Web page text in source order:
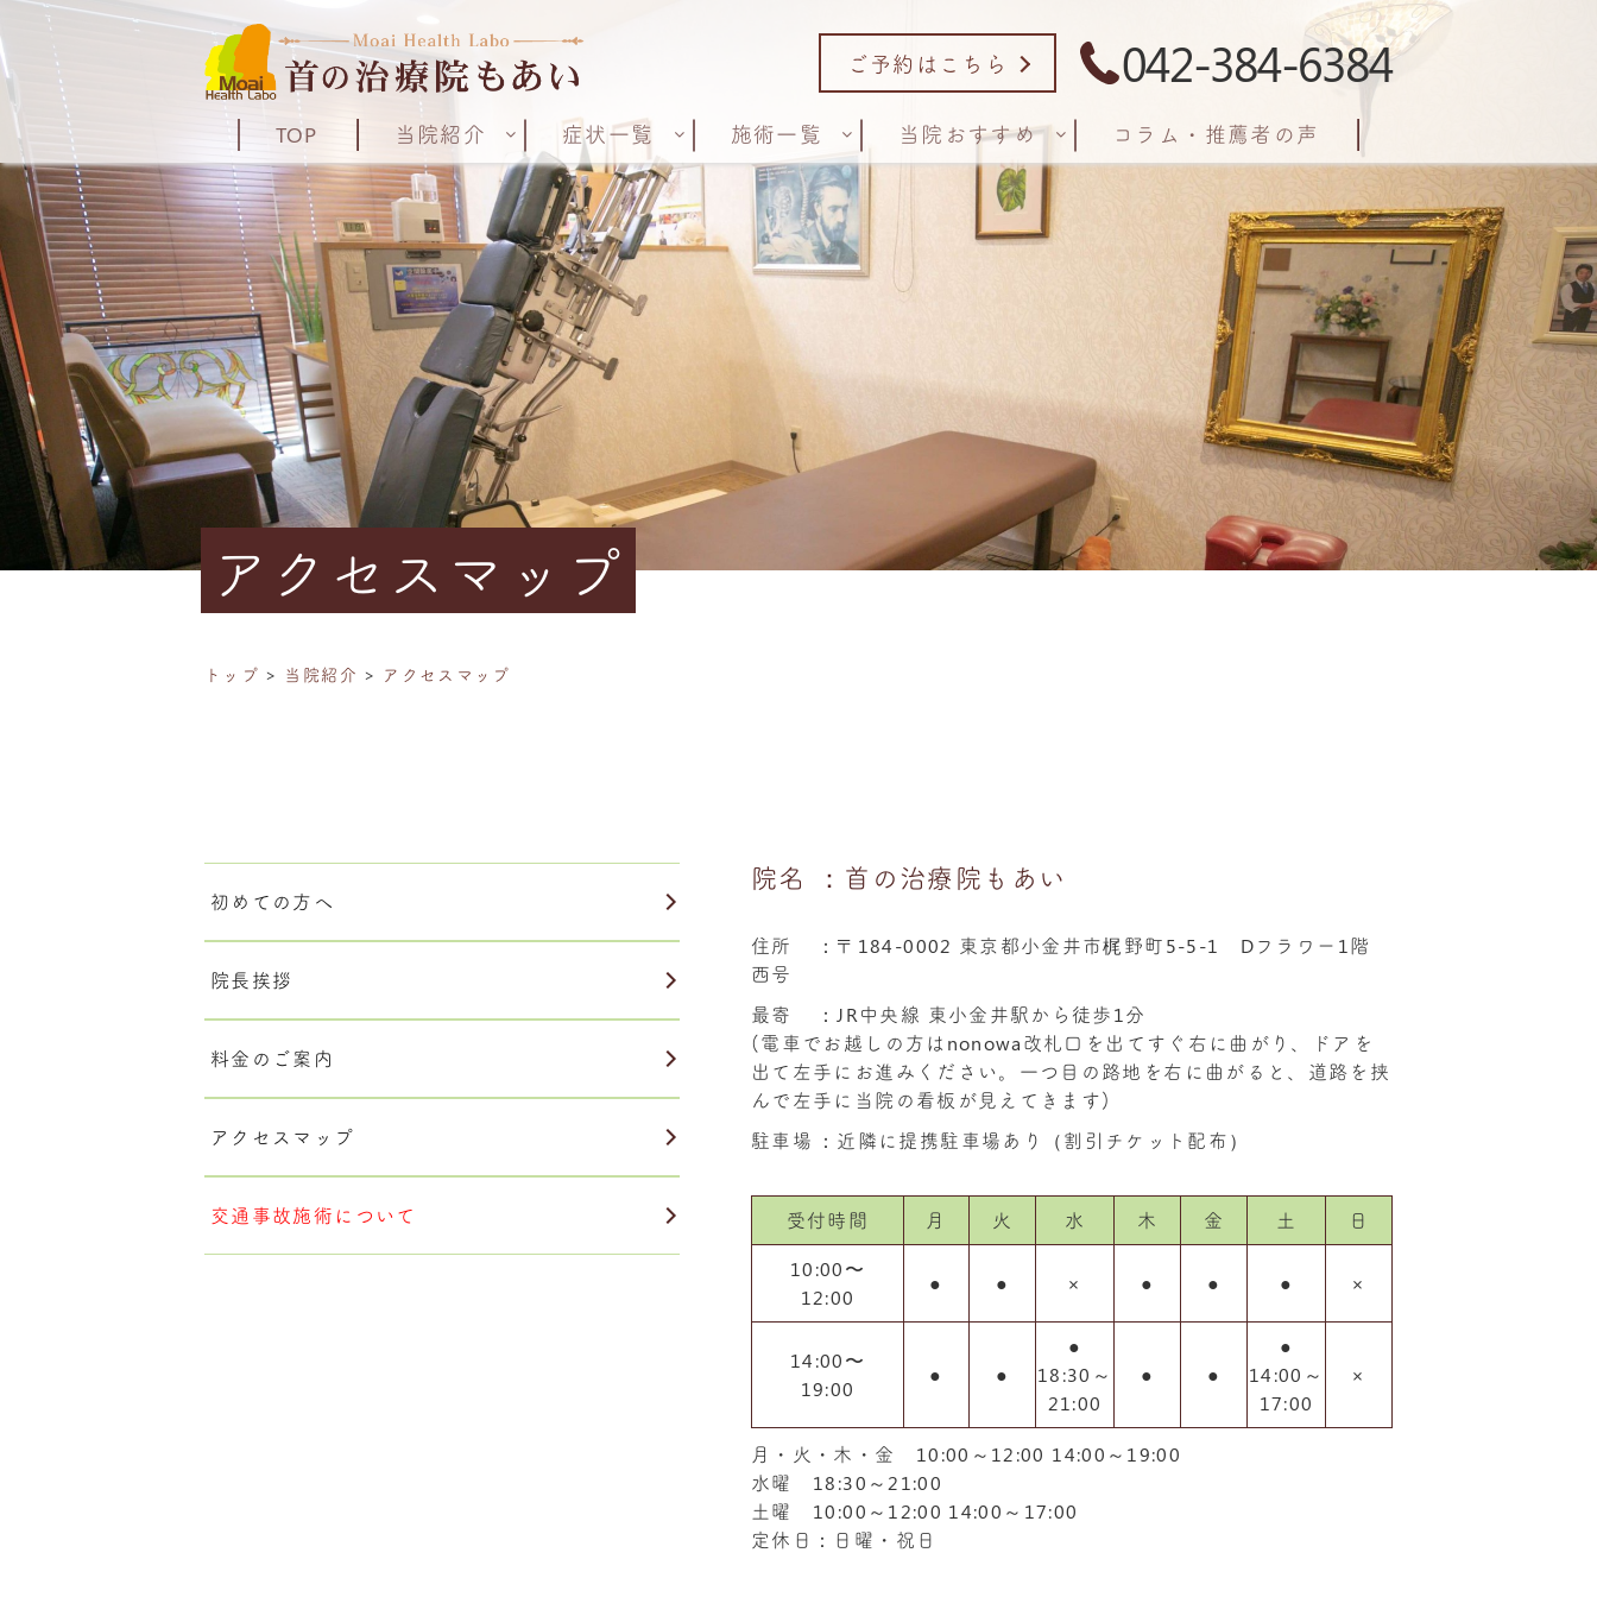
ご予約はこちら 042-384-6384
TOP 当院紹介 症状一覧 施術一覧 当院おすすめ コラム・推薦者の声
アクセスマップ
トップ 当院紹介 アクセスマップ
初めての方へ
院長挨拶
料金のご案内
アクセスマップ
交通事故施術について
院名 ：首の治療院もあい
住所 ： 〒184-0002 東京都小金井市梶野町5-5-1 Dフラワー1階
西号
最寄
：JR中央線 東小金井駅から徒歩1分
(電車でお越しの方はnonowa改札口を出てすぐ右に曲がり、ドアを
出て左手にお進みください。一つ目の路地を右に曲がると、道路を挟
んで左手に当院の看板が見えてきます)
駐車場 ：近隣に提携駐車場あり（割引チケット配布）
受付時間 月 火 水 木 金 土
日
10:00〜
12:00
● ● × ● ● ● ×
14:00〜
19:00
● ●
●
18:30～
21:00
● ●
●
14:00～
17:00
×
月・火・木・金 10:00～12:00 14:00～19:00
水曜 18:30～21:00
土曜 10:00～12:00 14:00～17:00
定休日：日曜・祝日